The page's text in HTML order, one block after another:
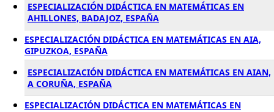
ESPECIALIZACIÓN DIDÁCTICA EN MATEMÁTICAS EN
AHILLONES, BADAJOZ, ESPAÑA
ESPECIALIZACIÓN DIDÁCTICA EN MATEMÁTICAS EN AIA,
GIPUZKOA, ESPAÑA
ESPECIALIZACIÓN DIDÁCTICA EN MATEMÁTICAS EN AIAN,
A CORUÑA, ESPAÑA
ESPECIALIZACIÓN DIDÁCTICA EN MATEMÁTICAS EN